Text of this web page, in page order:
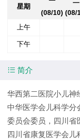
星期
(08/10) (08/
上午
下午
 简介
华西第二医院小儿神
中华医学会儿科学分
委员会委员，四川省
四川省康复医学会儿